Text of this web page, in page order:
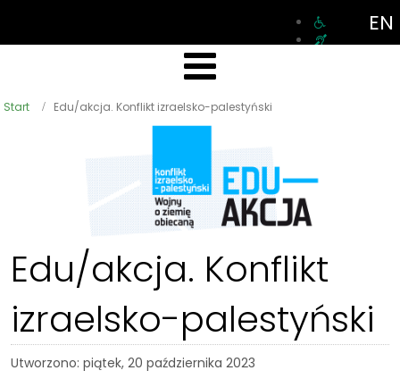
EN
Start Edu/akcja. Konflikt izraelsko-palestyński
Edu/akcja. Konflikt
izraelsko-palestyński
Utworzono: piątek, 20 października 2023